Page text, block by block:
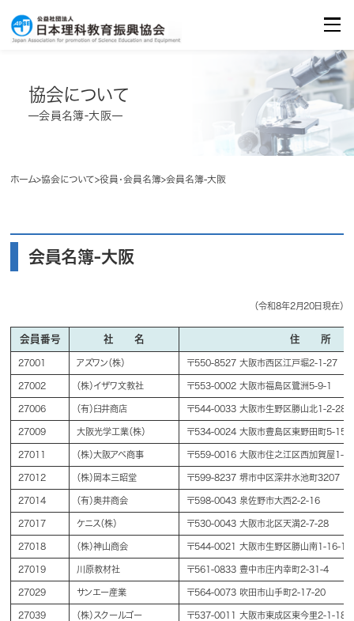
Seminar/Event
協会について
会員名簿-大阪
ホーム 協会について 役員・会員名簿 会員名簿-大阪
会員名簿-大阪
（令和8年2月20日現在）
会員番号 社 名 住 所
27001 アズワン（株） 〒550-8527 大阪市西区江戸堀2-1-27
27002 （株）イザワ文教社 〒553-0002 大阪市福島区鷺洲5-9-1
27006 （有）臼井商店 〒544-0033 大阪市生野区勝山北1-2-28
27009 大阪光学工業（株） 〒534-0024 大阪市豊島区東野田町5-15-
27011 （株）大阪アベ商事 〒559-0016 大阪市住之江区西加賀屋1-
27012 （株）岡本三昭堂 〒599-8237 堺市中区深井水池町3207
27014 （有）奥井商会 〒598-0043 泉佐野市大西2-2-16
27017 ケニス（株） 〒530-0043 大阪市北区天満2-7-28
27018 （株）神山商会 〒544-0021 大阪市生野区勝山南1-16-10
27019 川原教材社 〒561-0833 豊中市庄内幸町2-31-4
27029 サンエー産業 〒564-0073 吹田市山手町2-17-20
27039 （株）スクールゴー 〒537-0011 大阪市東成区東今里2-1-18